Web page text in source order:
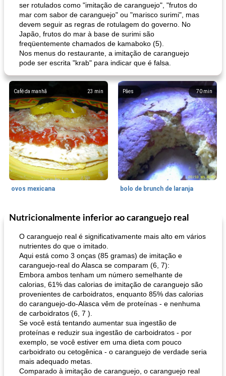
ser rotulados como "imitação de caranguejo", "frutos do
mar com sabor de caranguejo" ou "marisco surimi", mas
devem seguir as regras de rotulagem do governo. No
Japão, frutos do mar à base de surimi são
freqüentemente chamados de kamaboko (5).
Nos menus do restaurante, a imitação de caranguejo
pode ser escrita "krab" para indicar que é falsa.
23 min
Café da manhã
ovos mexicana
70 min
Pães
bolo de brunch de laranja
130min
Pães De Fermento
pão plano (out)
Vegetal
Nutricionalmente inferior ao caranguejo real
O caranguejo real é significativamente mais alto em vários
nutrientes do que o imitado.
Aqui está como 3 onças (85 gramas) de imitação e
caranguejo-real do Alasca se comparam (6, 7):
Embora ambos tenham um número semelhante de
calorias, 61% das calorias de imitação de caranguejo são
provenientes de carboidratos, enquanto 85% das calorias
do caranguejo-do-Alasca vêm de proteínas - e nenhuma
de carboidratos (6, 7 ).
Se você está tentando aumentar sua ingestão de
proteínas e reduzir sua ingestão de carboidratos - por
exemplo, se você estiver em uma dieta com pouco
carboidrato ou cetogênica - o caranguejo de verdade seria
mais adequado metas.
Comparado à imitação de caranguejo, o caranguejo real